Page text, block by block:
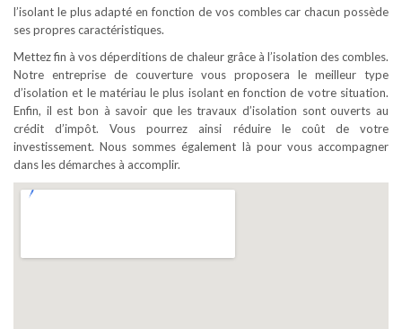
l’isolant le plus adapté en fonction de vos combles car chacun possède
ses propres caractéristiques.
Mettez fin à vos déperditions de chaleur grâce à l’isolation des combles.
Notre entreprise de couverture vous proposera le meilleur type
d’isolation et le matériau le plus isolant en fonction de votre situation.
Enfin, il est bon à savoir que les travaux d’isolation sont ouverts au
crédit d’impôt. Vous pourrez ainsi réduire le coût de votre
investissement. Nous sommes également là pour vous accompagner
dans les démarches à accomplir.